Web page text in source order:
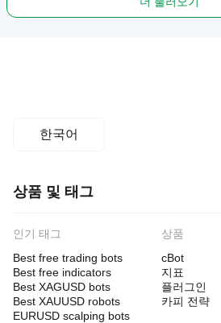
한국어
상품 및 태그
인기 태그
Best free trading bots
Best free indicators
Best XAGUSD bots
Best XAUUSD robots
EURUSD scalping bots
상품
cBot
지표
플러그인
카피 전략